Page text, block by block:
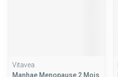
Vitavea
Manhae Menopause 2 Mois